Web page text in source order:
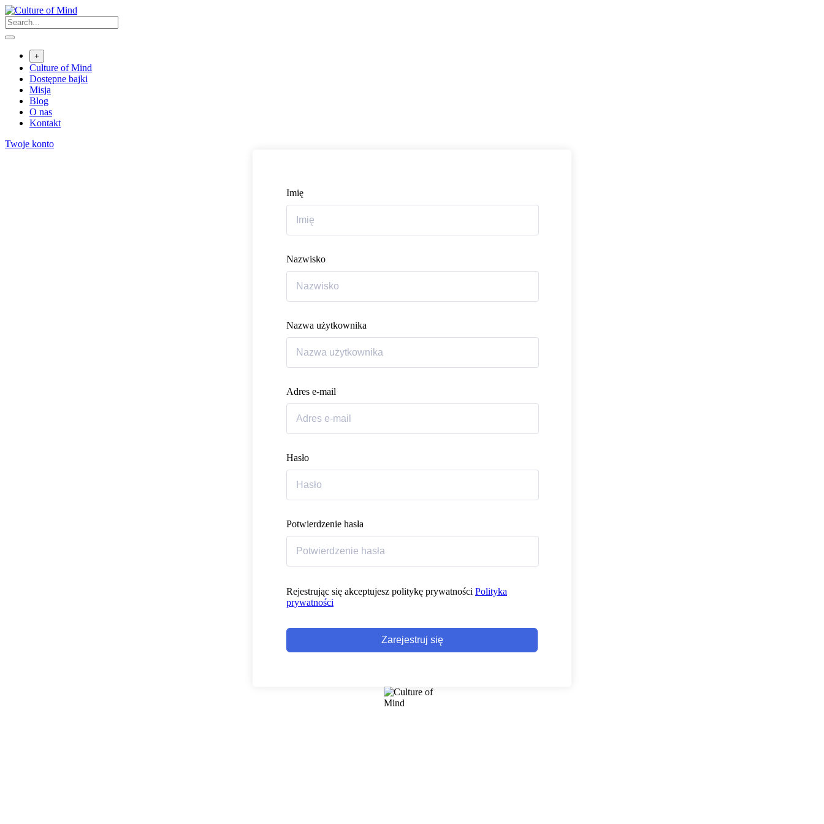
Skip
to
content
+
Culture of Mind
Dostępne bajki
Misja
Blog
O nas
Kontakt
Twoje konto
Imię
Nazwisko
Nazwa użytkownika
Adres e-mail
Hasło
Potwierdzenie hasła
Rejestrując się akceptujesz politykę prywatności Polityka
prywatności
Zarejestruj się